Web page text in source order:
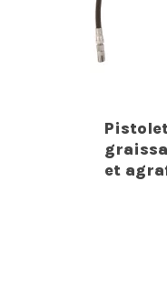
et